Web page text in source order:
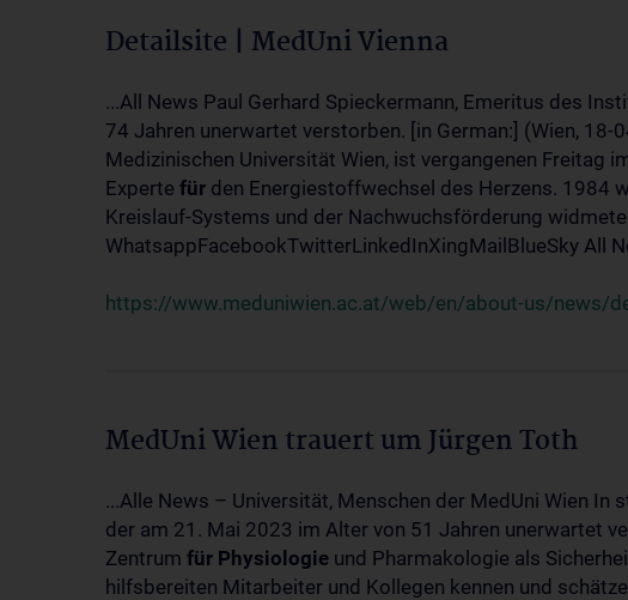
Detailsite | MedUni Vienna
...All News Paul Gerhard Spieckermann, Emeritus des
74 Jahren unerwartet verstorben. [in German:] (Wien,
Medizinischen Universität Wien, ist vergangenen Freitag
Experte für den Energiestoffwechsel des Herzens. 1984
Kreislauf-Systems und der Nachwuchsförderung
WhatsappFacebookTwitterLinkedInXingMailBlueSky All
https://www.meduniwien.ac.at/web/en/about-us/news/
MedUni Wien trauert um Jürgen Toth
...Alle News – Universität, Menschen der MedUni Wien
der am 21. Mai 2023 im Alter von 51 Jahren unerwartet
Zentrum für Physiologie und Pharmakologie als
hilfsbereiten Mitarbeiter und Kollegen kennen und